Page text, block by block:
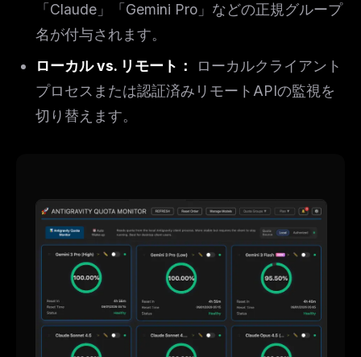
「Claude」「Gemini Pro」などの正規グループ
名が付与されます。
ローカル vs. リモート：
ローカルクライアント
プロセスまたは認証済みリモートAPIの監視を
切り替えます。